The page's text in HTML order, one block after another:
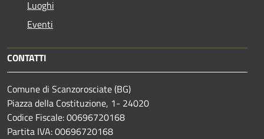
Luoghi
Eventi
CONTATTI
Comune di Scanzorosciate (BG)
Piazza della Costituzione, 1- 24020
Codice Fiscale: 00696720168
Partita IVA: 00696720168